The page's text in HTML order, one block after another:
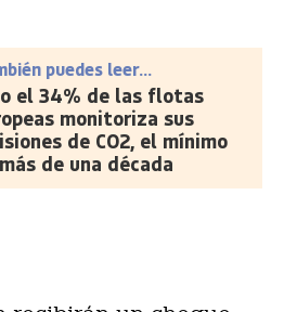
puedes leer...
el 34% de las flotas
monitoriza sus
de CO2, el mínimo
de una década